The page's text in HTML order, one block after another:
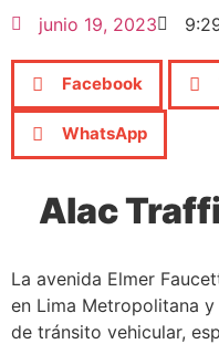
junio 19, 2023
Facebook
WhatsApp
Alac
La avenida Elmer
en Lima Metropolitana
de tránsito vehicular,